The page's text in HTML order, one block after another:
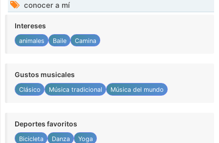
conocer a mí
Intereses
animales Baile Camina
Gustos musicales
Clásico Música tradicional Música del mundo
Deportes favoritos
Bicicleta Danza Yoga